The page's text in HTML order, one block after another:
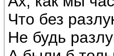
Что без
Не будь